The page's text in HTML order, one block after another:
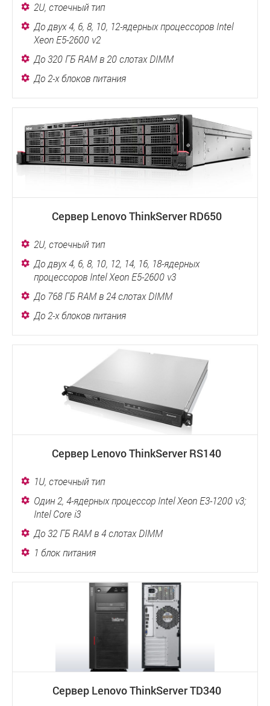
2U, стоечный тип
До двух 4, 6, 8, 10, 12-ядерных процессоров Intel
Xeon E5-2600 v2
До 320 ГБ RAM в 20 слотах DIMM
До 2-х блоков питания
Сервер Lenovo ThinkServer RD650
2U, стоечный тип
До двух 4, 6, 8, 10, 12, 14, 16, 18-ядерных
процессоров Intel Xeon E5-2600 v3
До 768 ГБ RAM в 24 слотах DIMM
До 2-х блоков питания
Сервер Lenovo ThinkServer RS140
1U, стоечный тип
Один 2, 4-ядерных процессор Intel Xeon E3-1200 v3;
Intel Core i3
До 32 ГБ RAM в 4 слотах DIMM
1 блок питания
Сервер Lenovo ThinkServer TD340